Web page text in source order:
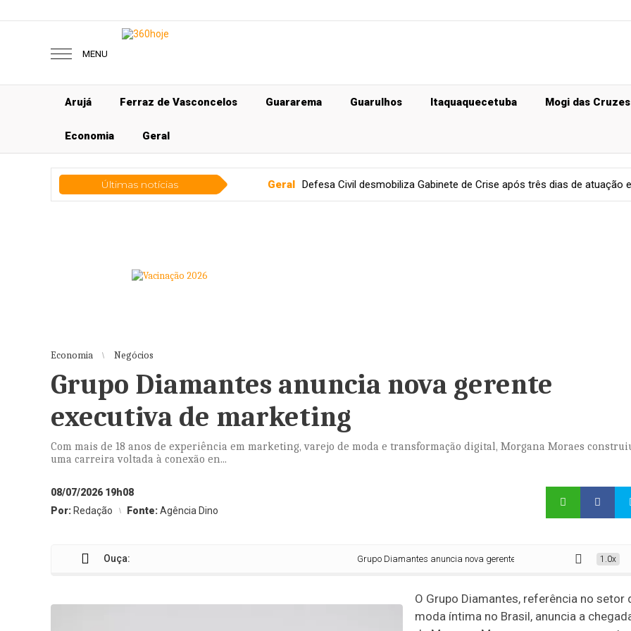
MENU
Arujá Ferraz de Vasconcelos Guararema Guarulhos Itaquaquecetuba Mogi das Cruzes
Economia Geral
Últimas notícias Defesa Civil desmobiliza Gabinete de Crise após três dias de atuação e mantém
Economia Negócios
Grupo Diamantes anuncia nova gerente
executiva de marketing
Com mais de 18 anos de experiência em marketing, varejo de moda e transformação digital, Morgana Moraes
uma carreira voltada à conexão en...
08/07/2026 19h08
Por: Redação Fonte:Agência Dino
Ouça: Grupo Diamantes anuncia nova gerente executiva de marketing 1.0x
O Grupo Diamantes, referência no setor
moda íntima no Brasil, anuncia a